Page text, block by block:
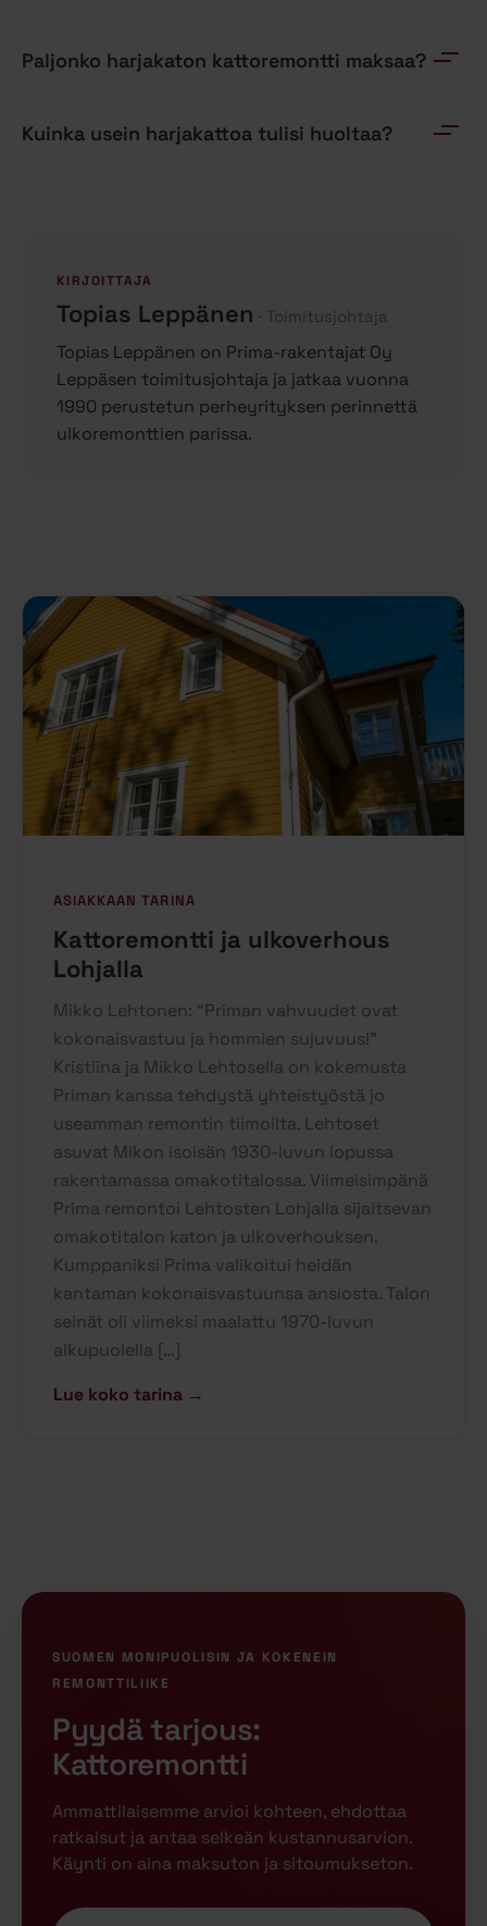
Paljonko harjakaton kattoremontti maksaa?
Kuinka usein harjakattoa tulisi huoltaa?
KIRJOITTAJA
Topias Leppänen Toimitusjohtaja
Topias Leppänen on Prima-rakentajat Oy
Leppäsen toimitusjohtaja ja jatkaa vuonna
1990 perustetun perheyrityksen perinnettä
ulkoremonttien parissa.
ASIAKKAAN TARINA
Kattoremontti ja ulkoverhous
Lohjalla
Mikko Lehtonen: “Priman vahvuudet ovat
kokonaisvastuu ja hommien sujuvuus!”
Kristiina ja Mikko Lehtosella on kokemusta
Priman kanssa tehdystä yhteistyöstä jo
useamman remontin tiimoilta. Lehtoset
asuvat Mikon isoisän 1930-luvun lopussa
rakentamassa omakotitalossa. Viimeisimpänä
Prima remontoi Lehtosten Lohjalla sijaitsevan
omakotitalon katon ja ulkoverhouksen.
Kumppaniksi Prima valikoitui heidän
kantaman kokonaisvastuunsa ansiosta. Talon
seinät oli viimeksi maalattu 1970-luvun
alkupuolella […]
Lue koko tarina →
SUOMEN MONIPUOLISIN JA KOKENEIN
REMONTTILIIKE
Pyydä tarjous:
Kattoremontti
Ammattilaisemme arvioi kohteen, ehdottaa
ratkaisut ja antaa selkeän kustannusarvion.
Käynti on aina maksuton ja sitoumukseton.